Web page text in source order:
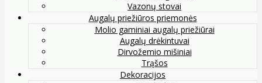
Vazonų stovai
Augalų priežiūros priemonės
Molio gaminiai augalų priežiūrai
Augalų drėkintuvai
Dirvožemio mišiniai
Trąšos
Dekoracijos